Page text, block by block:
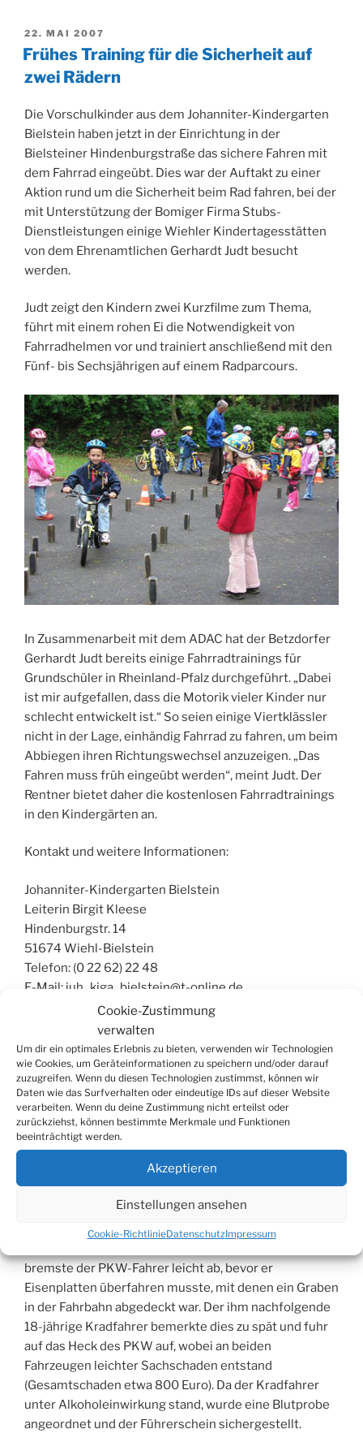
Cookie-Zustimmung
verwalten
Um dir ein optimales Erlebnis zu bieten, verwenden wir Technologien
wie Cookies, um Geräteinformationen zu speichern und/oder darauf
zuzugreifen. Wenn du diesen Technologien zustimmst, können wir
Daten wie das Surfverhalten oder eindeutige IDs auf dieser Website
verarbeiten. Wenn du deine Zustimmung nicht erteilst oder
zurückziehst, können bestimmte Merkmale und Funktionen
beeinträchtigt werden.
Akzeptieren
Einstellungen ansehen
Cookie-RichtlinieDatenschutzImpressum
VERÖFFENTLICHT
AM
22. MAI 2007
Frühes Training für die Sicherheit auf
zwei Rädern
Die Vorschulkinder aus dem Johanniter-Kindergarten
Bielstein haben jetzt in der Einrichtung in der
Bielsteiner Hindenburgstraße das sichere Fahren mit
dem Fahrrad eingeübt. Dies war der Auftakt zu einer
Aktion rund um die Sicherheit beim Rad fahren, bei der
mit Unterstützung der Bomiger Firma Stubs-
Dienstleistungen einige Wiehler Kindertagesstätten
von dem Ehrenamtlichen Gerhardt Judt besucht
werden.
Judt zeigt den Kindern zwei Kurzfilme zum Thema,
führt mit einem rohen Ei die Notwendigkeit von
Fahrradhelmen vor und trainiert anschließend mit den
Fünf- bis Sechsjährigen auf einem Radparcours.
In Zusammenarbeit mit dem ADAC hat der Betzdorfer
Gerhardt Judt bereits einige Fahrradtrainings für
Grundschüler in Rheinland-Pfalz durchgeführt. „Dabei
ist mir aufgefallen, dass die Motorik vieler Kinder nur
schlecht entwickelt ist.“ So seien einige Viertklässler
nicht in der Lage, einhändig Fahrrad zu fahren, um beim
Abbiegen ihren Richtungswechsel anzuzeigen. „Das
Fahren muss früh eingeübt werden“, meint Judt. Der
Rentner bietet daher die kostenlosen Fahrradtrainings
in den Kindergärten an.
Kontakt und weitere Informationen:
Johanniter-Kindergarten Bielstein
Leiterin Birgit Kleese
Hindenburgstr. 14
51674 Wiehl-Bielstein
Telefon: (0 22 62) 22 48
E-Mail: juh_kiga_bielstein@t-online.de
Stubs-Dienstleistungen
Gerhardt Judt
Telefon: (0 22 61) 7 68 08
VERÖFFENTLICHT
20. MAI 2007
Verkehrsunfall unter Alkoholeinwirkung
Am Freitag, dem 18. Mai, gegen 19:50 Uhr, befuhr ein
25-jähriger PKW-Fahrer die Bielsteiner Straße aus
Richtung Kehlinghausen kommend in Richtung
bremste der PKW-Fahrer leicht ab, bevor er
Eisenplatten überfahren musste, mit denen ein Graben
in der Fahrbahn abgedeckt war. Der ihm nachfolgende
18-jährige Kradfahrer bemerkte dies zu spät und fuhr
auf das Heck des PKW auf, wobei an beiden
Fahrzeugen leichter Sachschaden entstand
(Gesamtschaden etwa 800 Euro). Da der Kradfahrer
unter Alkoholeinwirkung stand, wurde eine Blutprobe
angeordnet und der Führerschein sichergestellt.